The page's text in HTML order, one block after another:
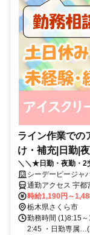
ライン作業での
け・補充|日勤|
＼＼★日勤・夜勤・2
未経験歓迎◎20～50
土日休み♪
シーデーピージャ
通勤アクセス 宇都
時給1,190円～
栃木県さくら市
勤務時間 (1)8:15
2:45 ・日勤専属